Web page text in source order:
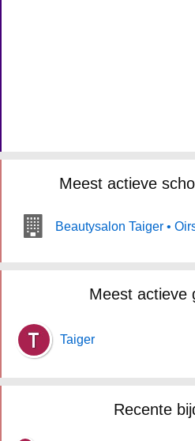
Meest actieve
Beautysalon Taiger •
Meest actieve
Taiger
Recente